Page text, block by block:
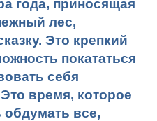
года, приносящая
лес,
Это крепкий
покататься
себя
время, которое
обдумать все,